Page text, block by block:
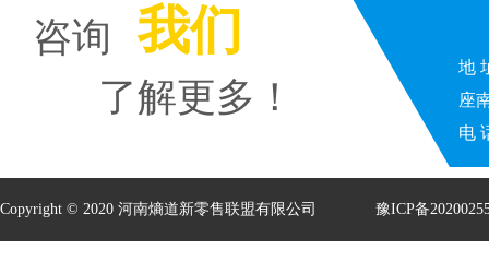
咨询 我们
了解更多！
地
座
电
Copyright © 2020 河南熵道新零售联盟有限公司 豫ICP备